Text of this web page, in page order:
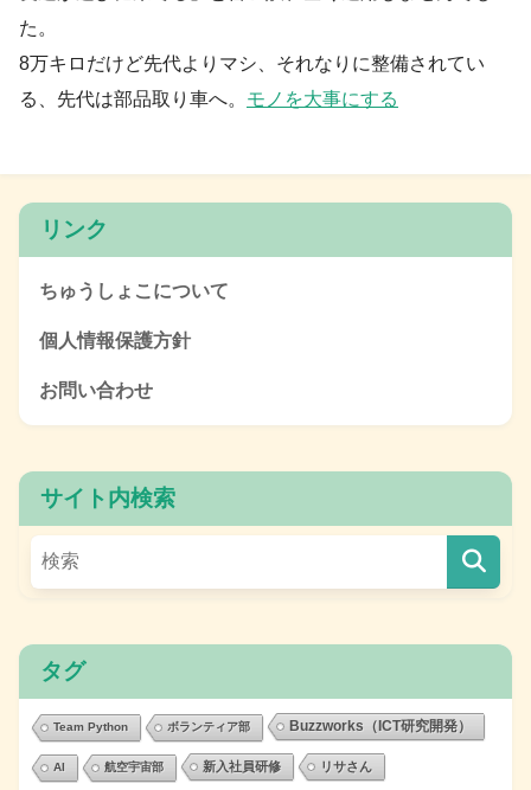
た。
8万キロだけど先代よりマシ、それなりに整備されてい
る、先代は部品取り車へ。 モノを大事にする
リンク
ちゅうしょこについて
個人情報保護方針
お問い合わせ
サイト内検索
タグ
Team Python ボランティア部 Buzzworks（ICT研究開発）
AI 航空宇宙部 新入社員研修 リサさん